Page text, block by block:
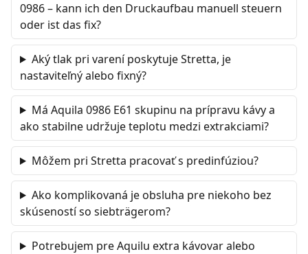
0986 – kann ich den Druckaufbau manuell steuern
oder ist das fix?
Aký tlak pri varení poskytuje Stretta, je
nastaviteľný alebo fixný?
Má Aquila 0986 E61 skupinu na prípravu kávy a
ako stabilne udržuje teplotu medzi extrakciami?
Môžem pri Stretta pracovať s predinfúziou?
Ako komplikovaná je obsluha pre niekoho bez
skúseností so siebträgerom?
Potrebujem pre Aquilu extra kávovar alebo